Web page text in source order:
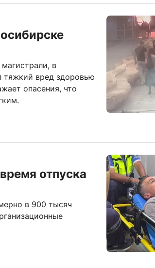
в
тяжкий вред здоровью
опасения, что
отпуска
в 900 тысяч